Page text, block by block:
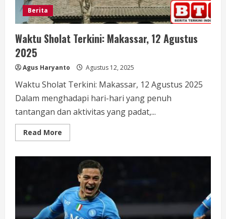
Berita
Waktu Sholat Terkini: Makassar, 12 Agustus
2025
Agus Haryanto Agustus 12, 2025
Waktu Sholat Terkini: Makassar, 12 Agustus 2025
Dalam menghadapi hari-hari yang penuh
tantangan dan aktivitas yang padat,...
Read More
more
Sholat
Terkini:
Makassar,
Agustus
2025